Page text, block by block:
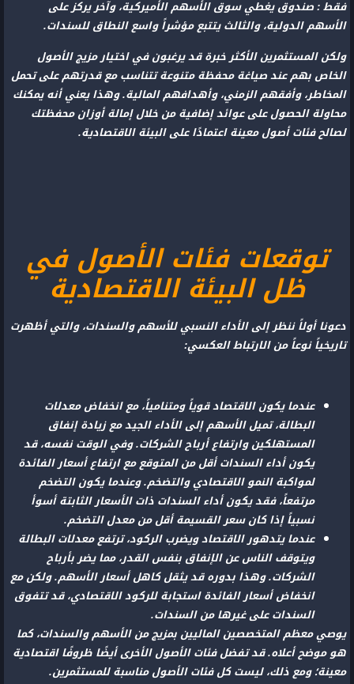
فقط : صندوق يغطي سوق الأسهم الأميركية، وآخر يركز على
الأسهم الدولية، والثالث يتتبع مؤشراً واسع النطاق للسندات.
ولكن المستثمرين الأكثر خبرة قد يرغبون في اختيار مزيج الأصول
الخاص بهم عند صياغة محفظة متنوعة تتناسب مع قدرتهم على تحمل
المخاطر، وأفقهم الزمني، وأهدافهم المالية. وهذا يعني أنه يمكنك
محاولة الحصول على عوائد إضافية من خلال إمالة أوزان محفظتك
لصالح فئات أصول معينة اعتمادًا على البيئة الاقتصادية.
توقعات فئات الأصول في
ظل البيئة الاقتصادية
دعونا أولاً ننظر إلى الأداء النسبي للأسهم والسندات، والتي أظهرت
تاريخياً نوعاً من الارتباط العكسي:
عندما يكون الاقتصاد قوياً ومتنامياً، مع انخفاض معدلات
البطالة، تميل الأسهم إلى الأداء الجيد مع زيادة إنفاق
المستهلكين وارتفاع أرباح الشركات. وفي الوقت نفسه، قد
يكون أداء السندات أقل من المتوقع مع ارتفاع أسعار الفائدة
لمواكبة النمو الاقتصادي والتضخم. وعندما يكون التضخم
مرتفعاً، فقد يكون أداء السندات ذات الأسعار الثابتة أسوأ
نسبياً إذا كان سعر القسيمة أقل من معدل التضخم.
عندما يتدهور الاقتصاد ويضرب الركود، ترتفع معدلات البطالة
ويتوقف الناس عن الإنفاق بنفس القدر، مما يضر بأرباح
الشركات. وهذا بدوره قد يثقل كاهل أسعار الأسهم. ولكن مع
انخفاض أسعار الفائدة استجابة للركود الاقتصادي، قد تتفوق
السندات على غيرها من السندات.
يوصي معظم المتخصصين الماليين بمزيج من الأسهم والسندات، كما
هو موضح أعلاه. قد تفضل فئات الأصول الأخرى أيضًا ظروفًا اقتصادية
معينة؛ ومع ذلك، ليست كل فئات الأصول مناسبة للمستثمرين.